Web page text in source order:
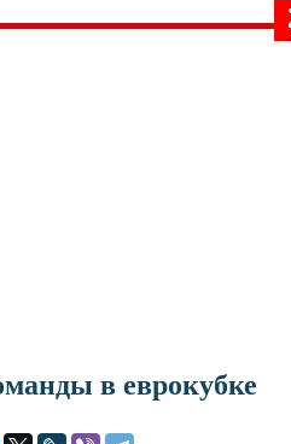
в еврокубке